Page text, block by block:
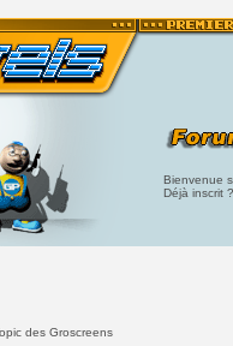
Bienvenue
Déjà inscrit
des Groscreens